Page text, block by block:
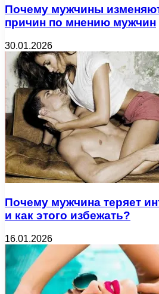
Почему мужчины
причин по мнению мужчин
30.01.2026
Почему мужчина теряет
и как этого избежать?
16.01.2026